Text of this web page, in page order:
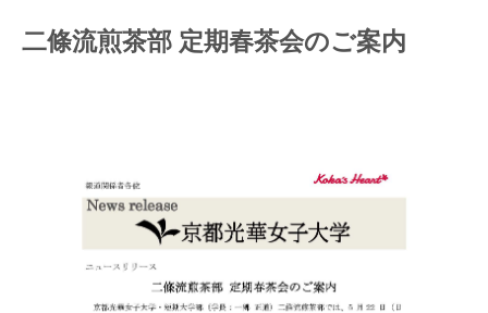
二條流煎茶部 定期春茶会のご案内